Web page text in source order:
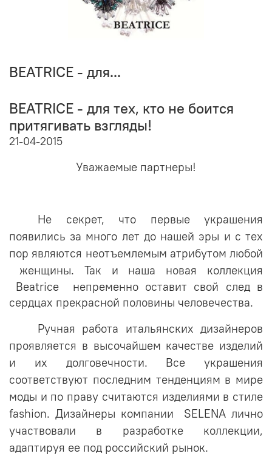
BEATRICE - для...
BEATRICE - для тех, кто не боится
притягивать взгляды!
21-04-2015
Уважаемые партнеры!
Не секрет, что первые украшения
появились за много лет до нашей эры и с тех
пор являются неотъемлемым атрибутом любой
женщины. Так и наша новая коллекция
Beatrice непременно оставит свой след в
сердцах прекрасной половины человечества.
Ручная работа итальянских дизайнеров
проявляется в высочайшем качестве изделий
и их долговечности. Все украшения
соответствуют последним тенденциям в мире
моды и по праву считаются изделиями в стиле
fashion. Дизайнеры компании SELENA лично
участвовали в разработке коллекции,
адаптируя ее под российский рынок.